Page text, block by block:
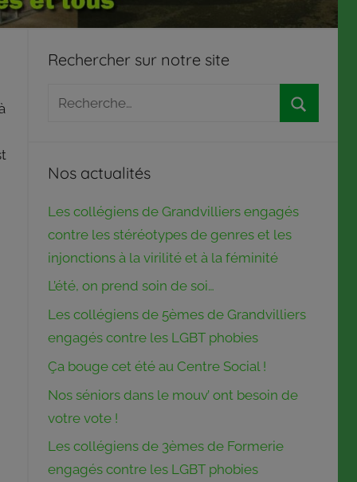
Rechercher sur notre site
Recherche
Nos actualités
Les collégiens de Grandvilliers engagés
contre les stéréotypes de genres et les
injonctions à la virilité et à la féminité
L’été, on prend soin de soi…
Les collégiens de 5èmes de Grandvilliers
engagés contre les LGBT phobies
Ça bouge cet été au Centre Social !
Nos séniors dans le mouv’ ont besoin de
votre vote !
Les collégiens de 3èmes de Formerie
engagés contre les LGBT phobies